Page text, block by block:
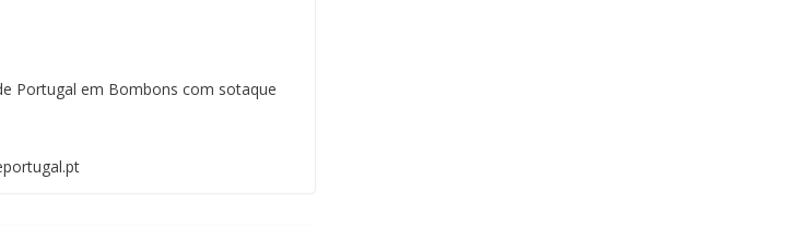
Portugal em Bombons com sotaque